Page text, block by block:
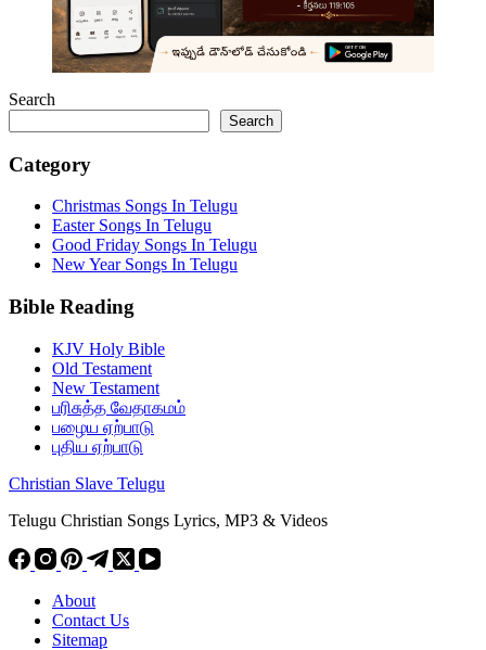
Search
Search
Category
Christmas Songs In Telugu
Easter Songs In Telugu
Good Friday Songs In Telugu
New Year Songs In Telugu
Bible Reading
KJV Holy Bible
Old Testament
New Testament
பரிசுத்த வேதாகமம்
பழைய ஏற்பாடு
புதிய ஏற்பாடு
Christian Slave Telugu
Telugu Christian Songs Lyrics, MP3 & Videos
About
Contact Us
Sitemap